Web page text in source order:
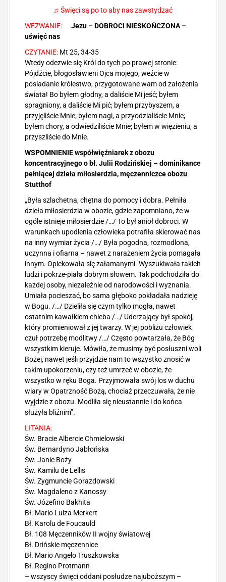
♫ Święci są po to aby nas zawstydzać
WEZWANIE: Jezu – DOBROCI NIESKOŃCZONA –
uświęć nas
CZYTANIE: Mt 25, 34-35
Wtedy odezwie się Król do tych po prawej stronie:
Pójdźcie, błogosławieni Ojca mojego, weźcie w
posiadanie królestwo, przygotowane wam od założenia
świata! Bo byłem głodny, a daliście Mi jeść; byłem
spragniony, a daliście Mi pić; byłem przybyszem, a
przyjęliście Mnie; byłem nagi, a przyodzialiście Mnie;
byłem chory, a odwiedziliście Mnie; byłem w więzieniu, a
przyszliście do Mnie.
WSPOMNIENIE współwięźniarek z obozu
koncentracyjnego o bł. Julii Rodzińskiej – dominikance
pełniącej dzieła miłosierdzia, męczenniczce obozu
Stutthof
„Była szlachetna, chętna do pomocy i dobra. Pełniła
dzieła miłosierdzia w obozie, gdzie zapomniano, że w
ogóle istnieje miłosierdzie /…/ To był anioł dobroci. W
warunkach upodlenia człowieka potrafiła skierować nas
na inny wymiar życia /…/ Była pogodna, rozmodlona,
uczynna i ofiarna – nawet z narażeniem życia pomagała
innym. Opiekowała się załamanymi. Wyszukiwała takich
ludzi i pokrze-piała dobrym słowem. Tak podchodziła do
każdej osoby, niezależnie od narodowości i wyznania.
Umiała pocieszać, bo sama głęboko pokładała nadzieję
w Bogu. /…/ Dzieliła się czym tylko mogła, nawet
ostatnim kawałkiem chleba /…/ Uderzający był spokój,
który promieniował z jej twarzy. W jej pobliżu człowiek
czuł potrzebę modlitwy /…/ Często powtarzała, że Bóg
wszystkim kieruje. Mówiła, że musimy być posłuszni woli
Bożej, nawet jeśli przyjdzie nam to wszystko znosić w
takim upokorzeniu, czy też umrzeć w obozie, że
wszystko w ręku Boga. Przyjmowała swój los w duchu
wiary w Opatrzność Bożą, chociaż przeczuwała, że nie
wyjdzie z obozu. Modliła się nieustannie i do końca
służyła bliźnim”.
LITANIA:
Św. Bracie Albercie Chmielowski
Św. Bernardyno Jabłońska
Św. Janie Boży
Św. Kamilu de Lellis
Św. Zygmuncie Gorazdowski
Św. Magdaleno z Kanossy
Św. Józefino Bakhita
Bł. Mario Luiza Merkert
Bł. Karolu de Foucauld
Bł. 108 Męczenników II wojny światowej
Bł. Drińskie męczennice
Bł. Mario Angelo Truszkowska
Bł. Regino Protmann
– wszyscy święci oddani posłudze najuboższym –